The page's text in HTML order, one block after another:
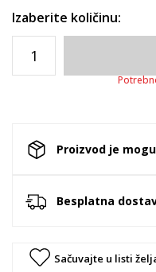
Izaberite količinu:
Proizvod je
Besplatna
Sačuvajte u listi